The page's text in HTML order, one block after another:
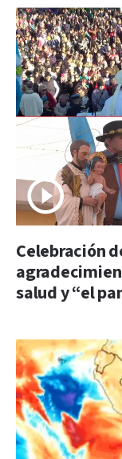
Celebración
salud y “el